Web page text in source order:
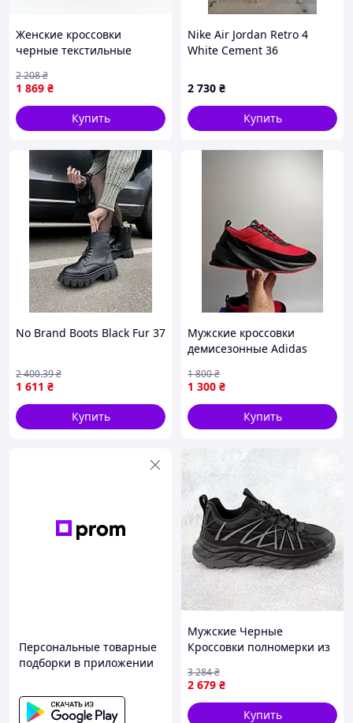
Женские кроссовки
черные текстильные
спортивные Seli Жіночі
кросівки чорні текстильні
демісезонні спортивні
1 869 ₴
2 208₴
Купить
Nike Air Jordan Retro 4
White Cement 36
2 730 ₴
Купить
No Brand Boots Black Fur 37
1 611 ₴
2 400.39₴
Купить
Мужские кроссовки
демисезонные Adidas
с черным 41 44
1 300 ₴
1 800₴
Купить
Персональные товарные
подборки в приложении
Мужские Черные
Кроссовки полномерки из
Чорні Кросівки повномірки
з екошкіри
2 679 ₴
3 284₴
Купить